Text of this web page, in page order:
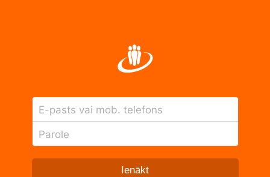
E-pasts vai mob. telefons
Parole
Ienākt